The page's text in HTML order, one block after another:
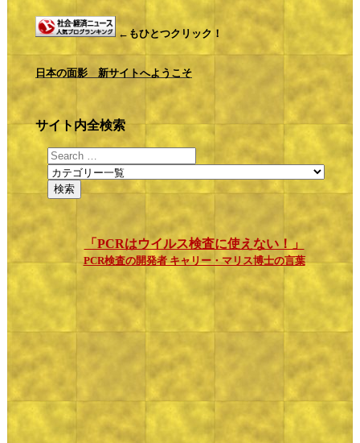
←もひとつクリック！
日本の面影 新サイトへようこそ
サイト内全検索
「PCRはウイルス検査に使えない！」
PCR検査の開発者 キャリー・マリス博士の言葉